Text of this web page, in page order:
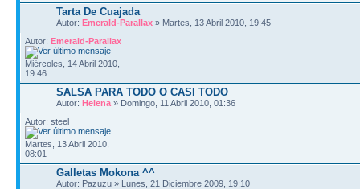
Tarta De Cuajada
Autor: Emerald-Parallax » Martes, 13 Abril 2010, 19:45
Autor: Emerald-Parallax
Miércoles, 14 Abril 2010,
19:46
SALSA PARA TODO O CASI TODO
Autor: Helena » Domingo, 11 Abril 2010, 01:36
Autor: steel
Martes, 13 Abril 2010,
08:01
Galletas Mokona ^^
Autor: Pazuzu » Lunes, 21 Diciembre 2009, 19:10